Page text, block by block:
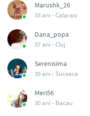
Marushk_26
33 ani -Calarasi
Dana_popa
37 ani -Cluj
Serenisima
39 ani - Suceava
Meri56
30 ani - Bacau